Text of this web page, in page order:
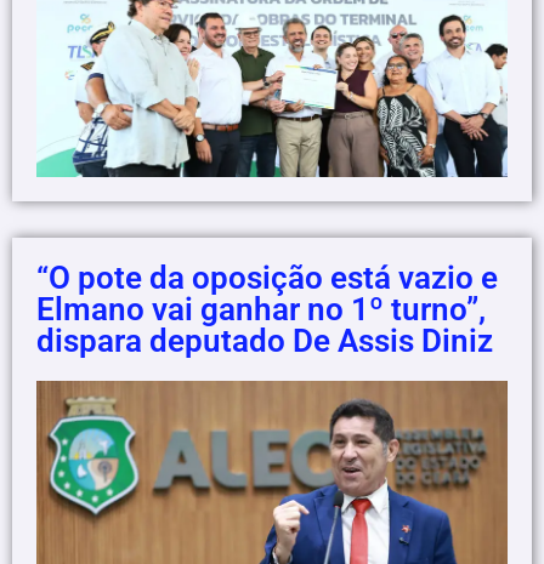
“O pote da oposição está vazio e
Elmano vai ganhar no 1º turno”,
dispara deputado De Assis Diniz